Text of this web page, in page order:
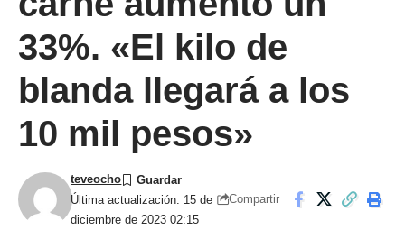
33%. «El kilo de
blanda llegará a los
10 mil pesos»
Última actualización: 15 de
diciembre de 2023 02:15
teveocho
Compartir